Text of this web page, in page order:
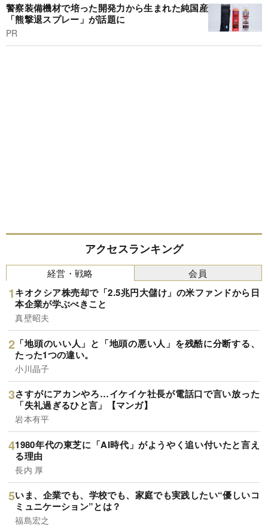
警察装備機材で培った開発力から生まれた純国産
「熊撃退スプレー」が話題に
PR
アクセスランキング
経営・戦略
キオクシア株売却で「2.5兆円大儲け」の米ファンドから日
本企業が学ぶべきこと
真壁昭夫
「地頭のいい人」と「地頭の悪い人」を残酷に分断する、
たった1つの違い。
小川晶子
さすがにアカンやろ…イケイケ社長が電話口で言い放った
「失礼過ぎるひと言」【マンガ】
岩本有平
1980年代の東芝に「AI時代」がようやく追い付いたと言え
る理由
長内 厚
いま、企業でも、学校でも、家庭でも実践したい“優しいコ
ミュニケーション”とは？
福島宏之
会員